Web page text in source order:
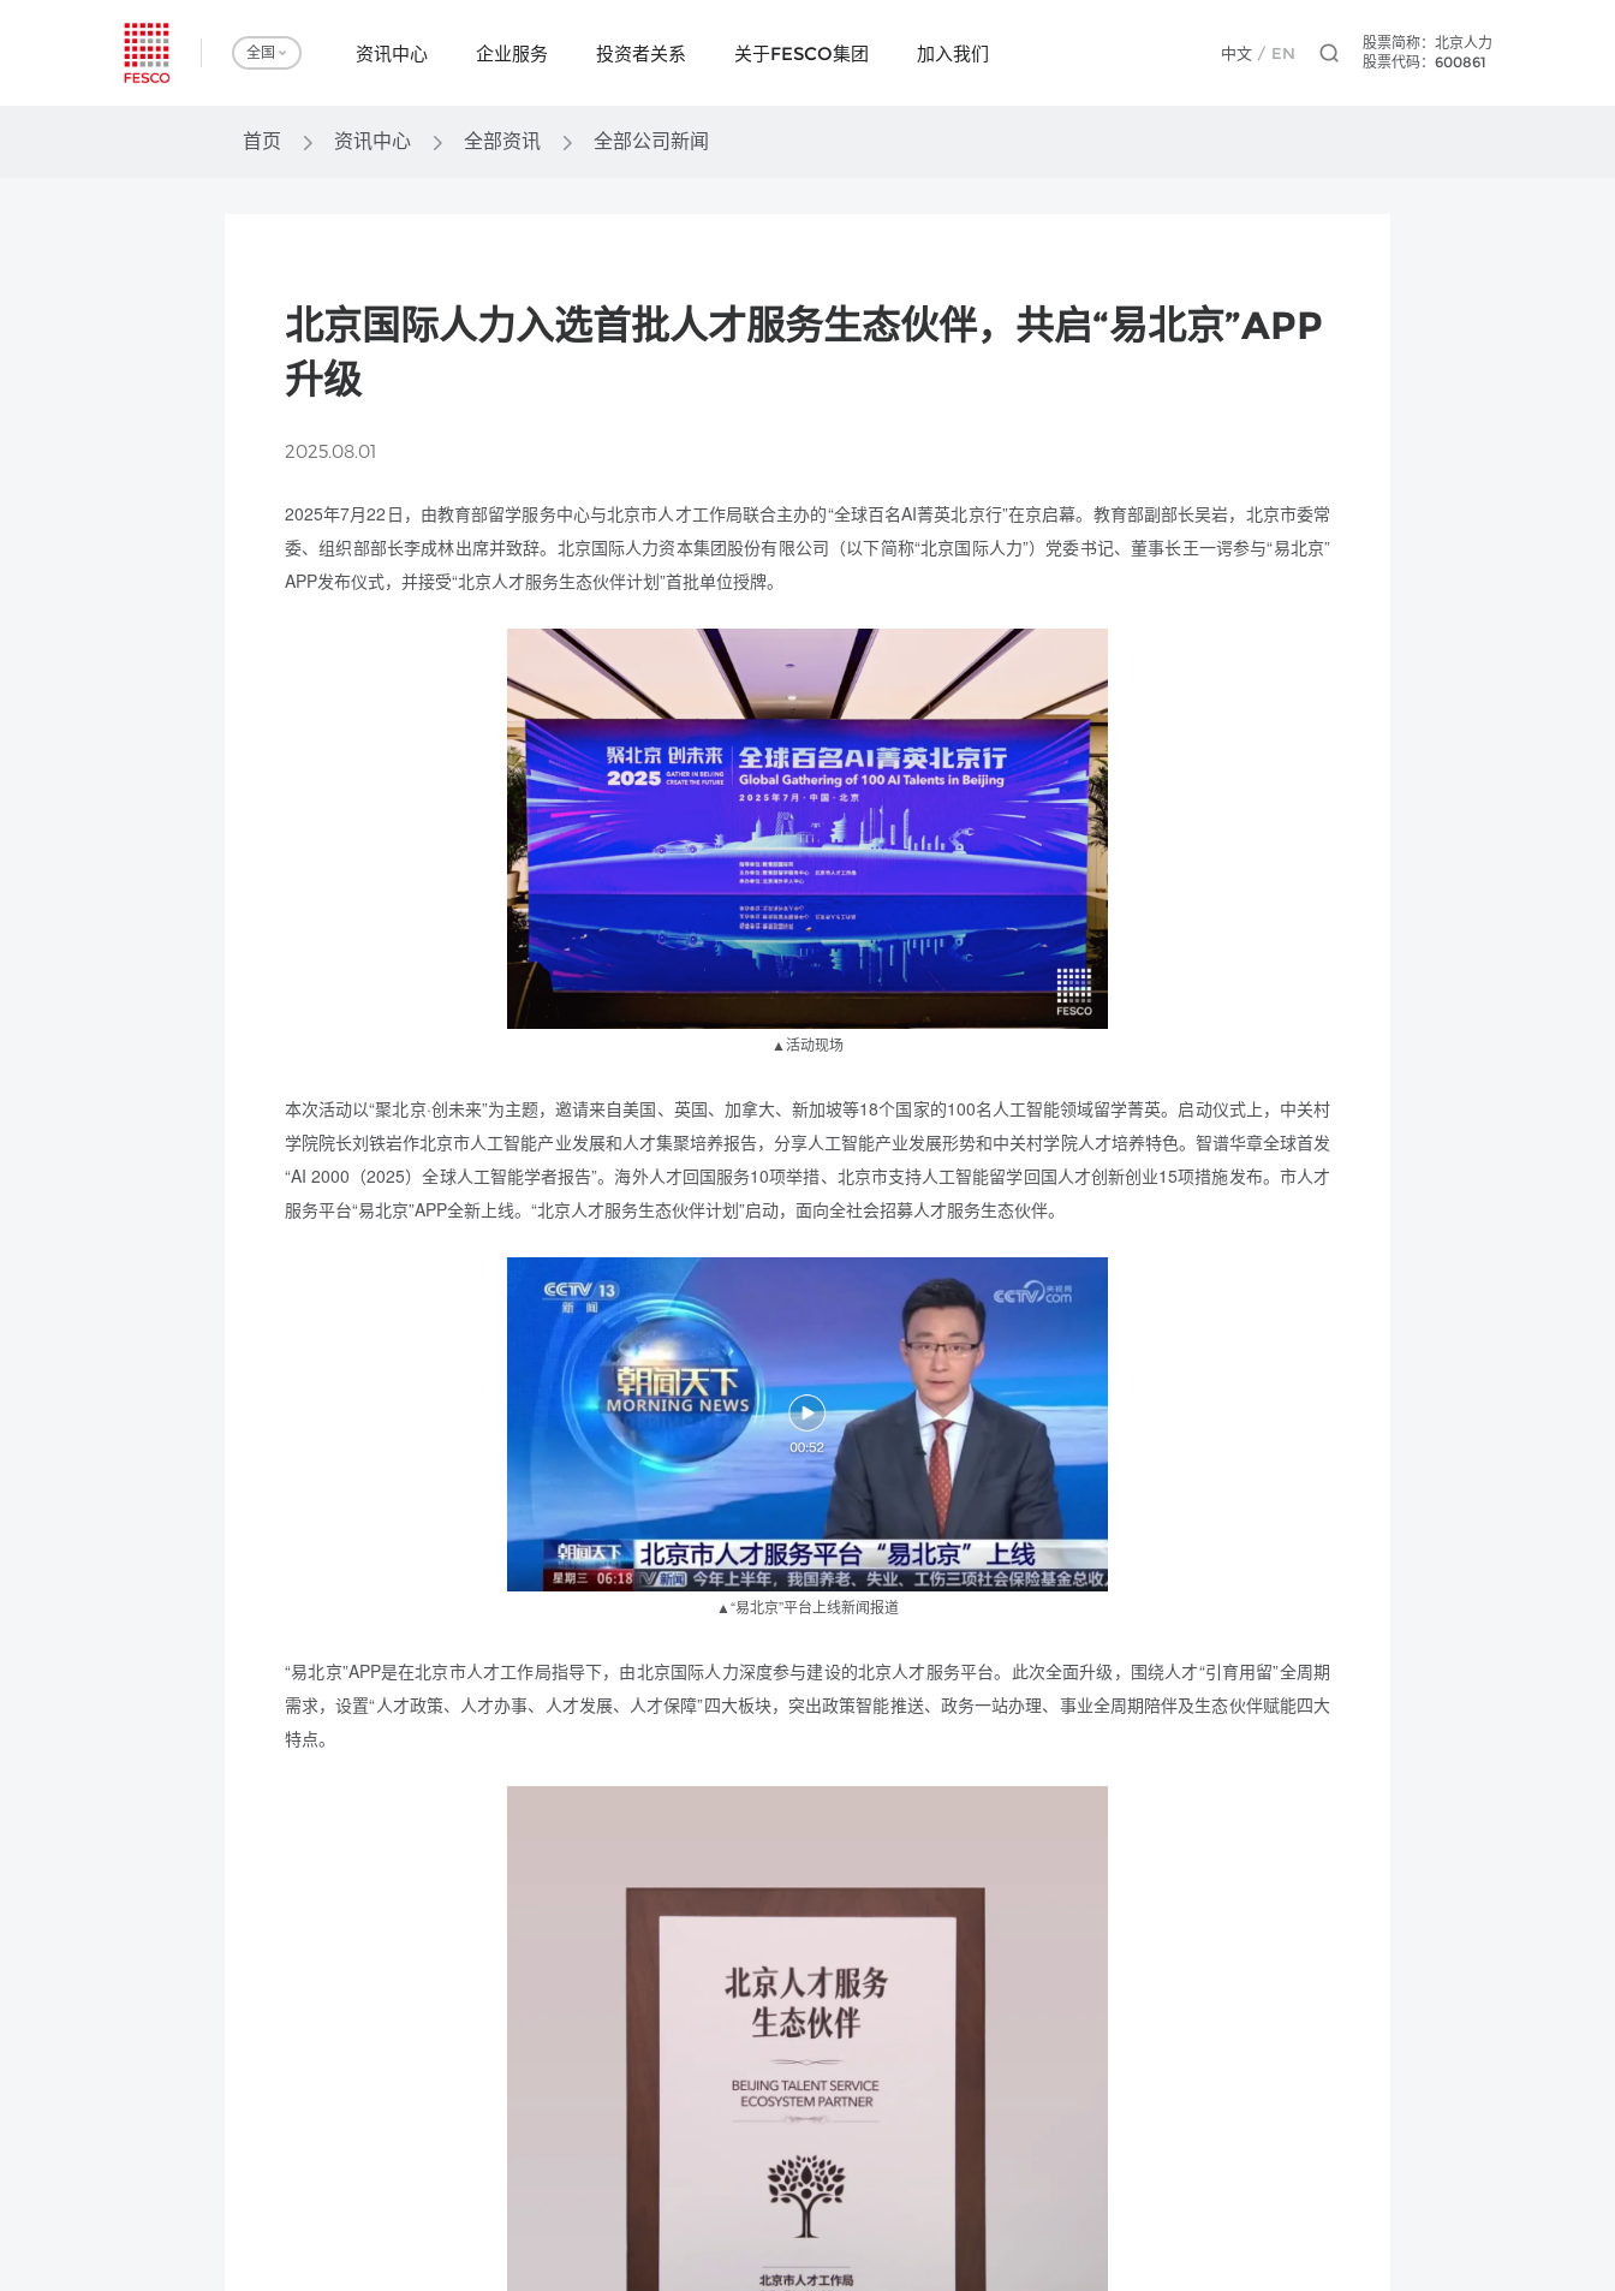
全国 资讯中心 企业服务 投资者关系 关于FESCO集团 加入我们 中文 / EN
股票简称：北京人力
股票代码：600861
首页 资讯中心 全部资讯 全部公司新闻
北京国际人力入选首批人才服务生态伙伴，共启“易北京”APP
升级
2025.08.01
2025年7月22日，由教育部留学服务中心与北京市人才工作局联合主办的“全球百名AI菁英北京行”在京启幕。教育部副部长吴岩，北京市委常
委、组织部部长李成林出席并致辞。北京国际人力资本集团股份有限公司（以下简称“北京国际人力”）党委书记、董事长王一谔参与“易北京”
APP发布仪式，并接受“北京人才服务生态伙伴计划”首批单位授牌。
▲活动现场
本次活动以“聚北京·创未来”为主题，邀请来自美国、英国、加拿大、新加坡等18个国家的100名人工智能领域留学菁英。启动仪式上，中关村
学院院长刘铁岩作北京市人工智能产业发展和人才集聚培养报告，分享人工智能产业发展形势和中关村学院人才培养特色。智谱华章全球首发
“AI 2000（2025）全球人工智能学者报告”。海外人才回国服务10项举措、北京市支持人工智能留学回国人才创新创业15项措施发布。市人才
服务平台“易北京”APP全新上线。“北京人才服务生态伙伴计划”启动，面向全社会招募人才服务生态伙伴。
▲“易北京”平台上线新闻报道
“易北京”APP是在北京市人才工作局指导下，由北京国际人力深度参与建设的北京人才服务平台。此次全面升级，围绕人才“引育用留”全周期
需求，设置“人才政策、人才办事、人才发展、人才保障”四大板块，突出政策智能推送、政务一站办理、事业全周期陪伴及生态伙伴赋能四大
特点。